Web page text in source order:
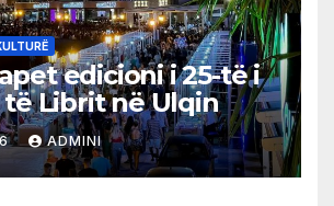
edicioni i 25-të i
Librit në Ulqin
ADMINI